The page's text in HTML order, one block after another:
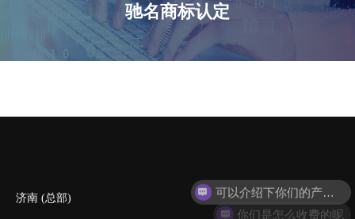
驰名商标认定
济南 (总部)
你们是怎么收费的呢